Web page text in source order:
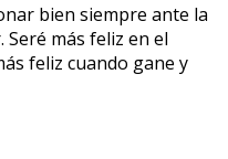
bien siempre ante la
más feliz en el
feliz cuando gane y